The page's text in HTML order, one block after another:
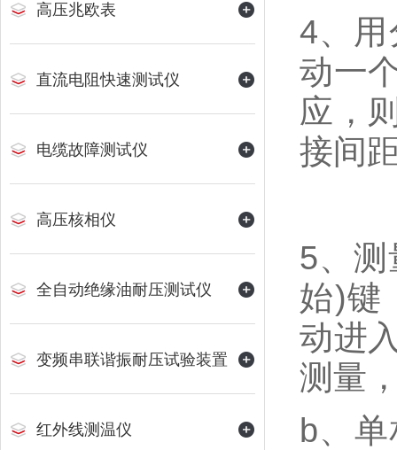
高压兆欧表
直流电阻快速测试仪
电缆故障测试仪
高压核相仪
全自动绝缘油耐压测试仪
变频串联谐振耐压试验装置
红外线测温仪
4、
动一
应，
接间
5、
始)键
动进
测量
b、